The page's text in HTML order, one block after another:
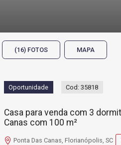
(16) FOTOS MAPA
Oportunidade Cod: 35818
Casa para venda com 3
Canas com 100 m²
Ponta Das Canas, Florianópolis, SC